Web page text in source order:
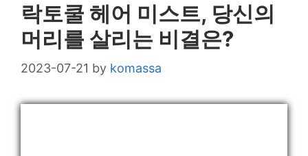
락토쿨 헤어 미스트, 당신의
머리를 살리는 비결은?
2023-07-21 by komassa